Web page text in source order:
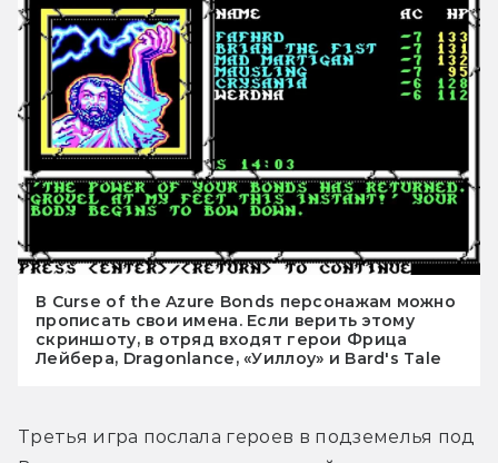
В Curse of the Azure Bonds персонажам можно
прописать свои имена. Если верить этому
скриншоту, в отряд входят герои Фрица
Лейбера, Dragonlance, «Уиллоу» и Bard's Tale
Третья игра послала героев в подземелья под